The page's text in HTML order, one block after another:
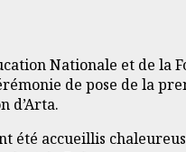
Nationale et de la
de pose de la
d’Arta.
été accueillis